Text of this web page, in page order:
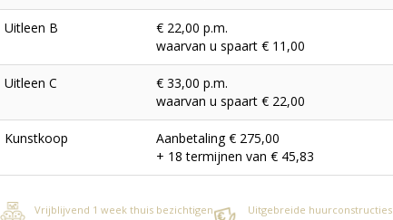
Uitleen B
€ 22,00 p.m.
waarvan u spaart € 11,00
Uitleen C
€ 33,00 p.m.
waarvan u spaart € 22,00
Kunstkoop
Aanbetaling € 275,00
+ 18 termijnen van € 45,83
Vrijblijvend 1 week thuis bezichtigen
Uitgebreide huurconstructies